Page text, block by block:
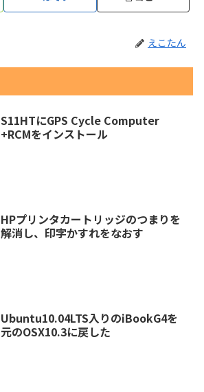
えこたん
S11HTにGPS Cycle Computer
+RCMをインストール
HPプリンタカートリッジのつまりを
解消し、印字かすれをなおす
Ubuntu10.04LTS入りのiBookG4を
元のOSX10.3に戻した